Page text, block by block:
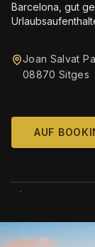
Barcelona, gut
Joan Salvat
08870 Sitges
AUF